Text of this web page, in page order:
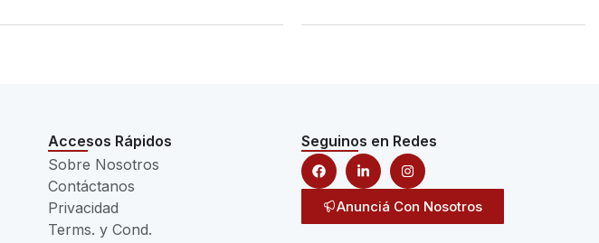
Accesos Rápidos
Sobre Nosotros
Contáctanos
Privacidad
Terms. y Cond.
Seguinos en Redes
Anunciá Con Nosotros